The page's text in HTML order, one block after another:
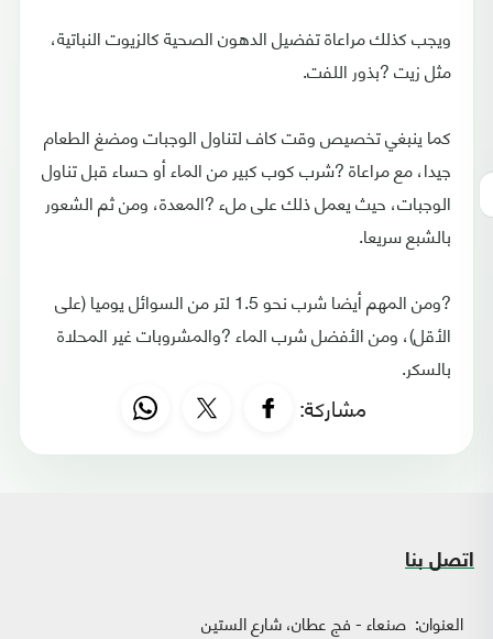
ويجب كذلك مراعاة تفضيل الدهون الصحية كالزيوت النباتية،
مثل زيت ?بذور اللفت.
كما ينبغي تخصيص وقت كاف لتناول الوجبات ومضغ الطعام
جيدا، مع مراعاة ?شرب كوب كبير من الماء أو حساء قبل تناول
الوجبات، حيث يعمل ذلك على ملء ?المعدة، ومن ثم الشعور
بالشبع سريعا.
?ومن المهم أيضا شرب نحو 1.5 لتر من السوائل يوميا (على
الأقل)، ومن الأفضل شرب الماء ?والمشروبات غير المحلاة
بالسكر.
مشاركة:
اتصل بنا
العنوان: صنعاء - فج عطان، شارع الستين